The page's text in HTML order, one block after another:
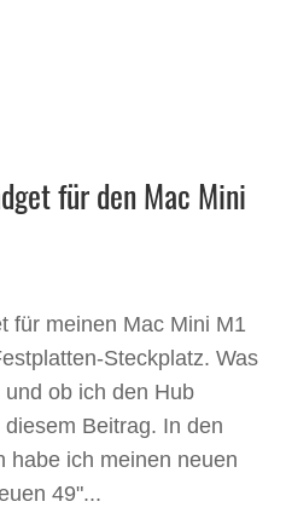
für den Mac Mini
für meinen Mac Mini M1
Steckplatz. Was
ob ich den Hub
Beitrag. In den
habe ich meinen neuen
49"...